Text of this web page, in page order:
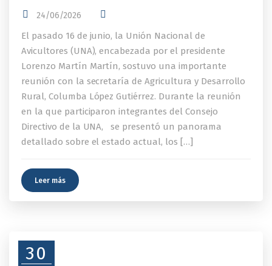
24/06/2026
El pasado 16 de junio, la Unión Nacional de
Avicultores (UNA), encabezada por el presidente
Lorenzo Martín Martín, sostuvo una importante
reunión con la secretaría de Agricultura y Desarrollo
Rural, Columba López Gutiérrez. Durante la reunión
en la que participaron integrantes del Consejo
Directivo de la UNA, se presentó un panorama
detallado sobre el estado actual, los […]
Leer más
30